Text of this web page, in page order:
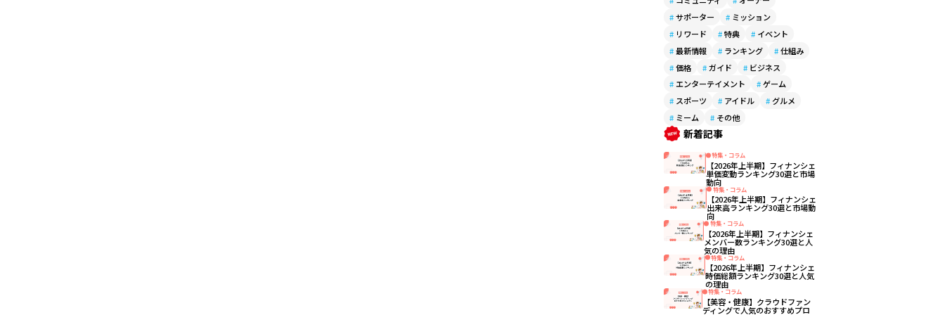
#サポーター # ミッション
# リワード #特典 # イベント
#最新情報 # ランキング #仕組み
#価格 #ガイド # ビジネス
# エンターテイメント #ゲーム
# スポーツ # アイドル # グルメ
# ミーム # その他
新着記事
特集・コラム
【2026年上半期】フィナンシェ
単価変動ランキング30選と市場
動向
特集・コラム
【2026年上半期】フィナンシェ
出来高ランキング30選と市場動
向
特集・コラム
【2026年上半期】フィナンシェ
メンバー数ランキング30選と人
気の理由
特集・コラム
【2026年上半期】フィナンシェ
時価総額ランキング30選と人気
の理由
特集・コラム
【美容・健康】クラウドファン
ディングで人気のおすすめプロ